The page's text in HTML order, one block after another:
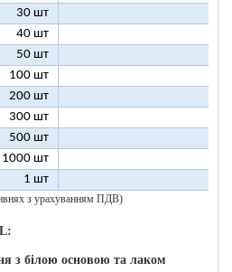
30 шт
40 шт
50 шт
100 шт
200 шт
300 шт
500 шт
1000 шт
1 шт
з урахуванням ПДВ)
з білою основою та лаком